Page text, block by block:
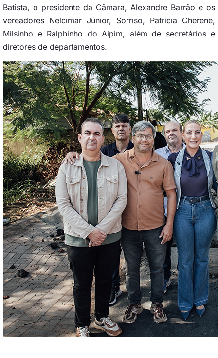
Batista, o presidente da Câmara, Alexandre Barrão e os
vereadores Nelcimar Júnior, Sorriso, Patrícia Cherene,
Milsinho e Ralphinho do Aipim, além de secretários e
diretores de departamentos.